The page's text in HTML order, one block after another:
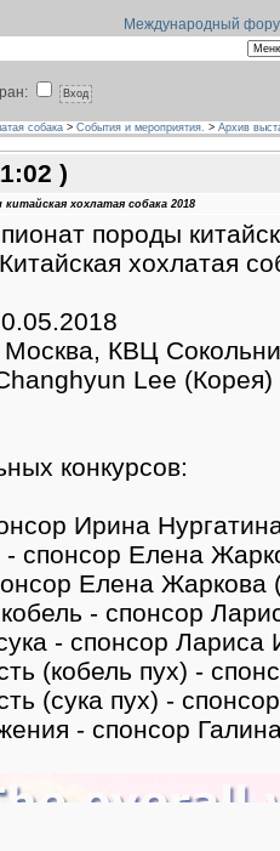
Международный
собака > События и мероприятия. > Архив
)
хохлатая собака 2018
породы
хохлатая
КВЦ
Lee (Корея)
конкурсов:
Ирина
спонсор Елена
Елена Жаркова
- спонсор
- спонсор
(кобель пух) -
(сука пух) -
- спонсор